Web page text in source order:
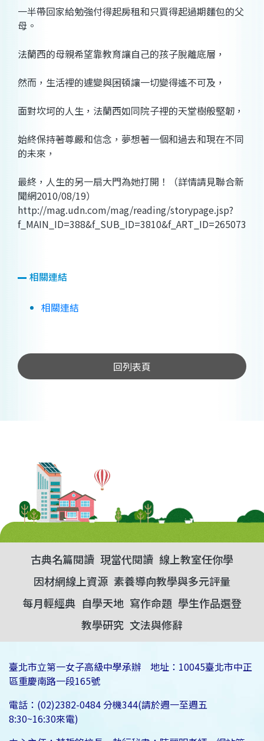
一半帶回家給勉強付得起房租和只買得起過期麵包的父
母。
法蘭西的母親希望靠教育讓自己的孩子脫離底層，
然而，生活裡的遽變與困頓讓一切變得遙不可及，
面對坎坷的人生，法蘭西如同院子裡的天堂樹般堅韌，
始終保持著尊嚴和信念，夢想著一個和過去和現在不同
的未來，
最終，人生的另一扇大門為她打開！（詳情請見聯合新
聞網2010/08/19）
http://mag.udn.com/mag/reading/storypage.jsp?
f_MAIN_ID=388&f_SUB_ID=3810&f_ART_ID=265073
相關連結
相關連結
回列表頁
古典名篇閱讀 現當代閱讀 線上教室任你學
因材網線上資源 素養導向教學與多元評量
每月輕經典 自學天地 寫作命題 學生作品選登
教學研究 文法與修辭
臺北市立第一女子高級中學承辦 地址：10045臺北市中正
區重慶南路一段165號
電話：(02)2382-0484 分機344(請於週一至週五
8:30~16:30來電)